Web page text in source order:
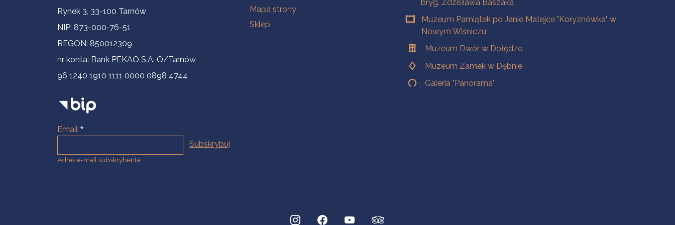
Informacje kontaktowe
Rynek 3, 33-100 Tarnów
NIP: 873-000-76-51
REGON: 850012309
nr konta: Bank PEKAO S.A. O/Tarnów
96 1240 1910 1111 0000 0898 4744
Email
Adres e-mail subskrybenta.
Mapa strony
Sklep
bryg. Zdzisława Baszaka
Muzeum Pamiątek po Janie Matejce "Koryznówka" w
Nowym Wiśniczu
Muzeum Dwór w Dołędze
Muzeum Zamek w Dębnie
Galeria "Panorama"